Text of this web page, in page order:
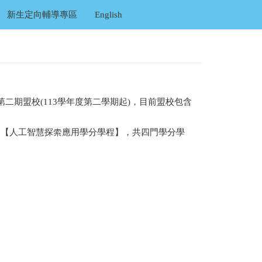
新生定向輔導專區 English
期盟校(113學年度第二學期起)，目前盟校包含
人工智慧探索應用學分學程】，共四門學分學